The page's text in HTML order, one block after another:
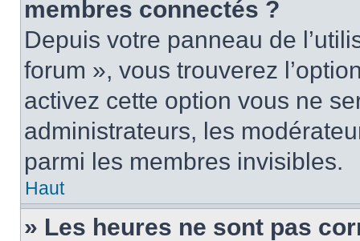
membres connectés ?
Depuis votre panneau de
forum », vous trouverez
activez cette option vous ne
administrateurs, les
parmi les membres invisibles.
Haut
» Les heures ne sont pas